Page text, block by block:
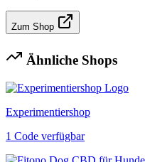
Zum Shop
Ähnliche Shops
Experimentiershop
1 Code verfügbar